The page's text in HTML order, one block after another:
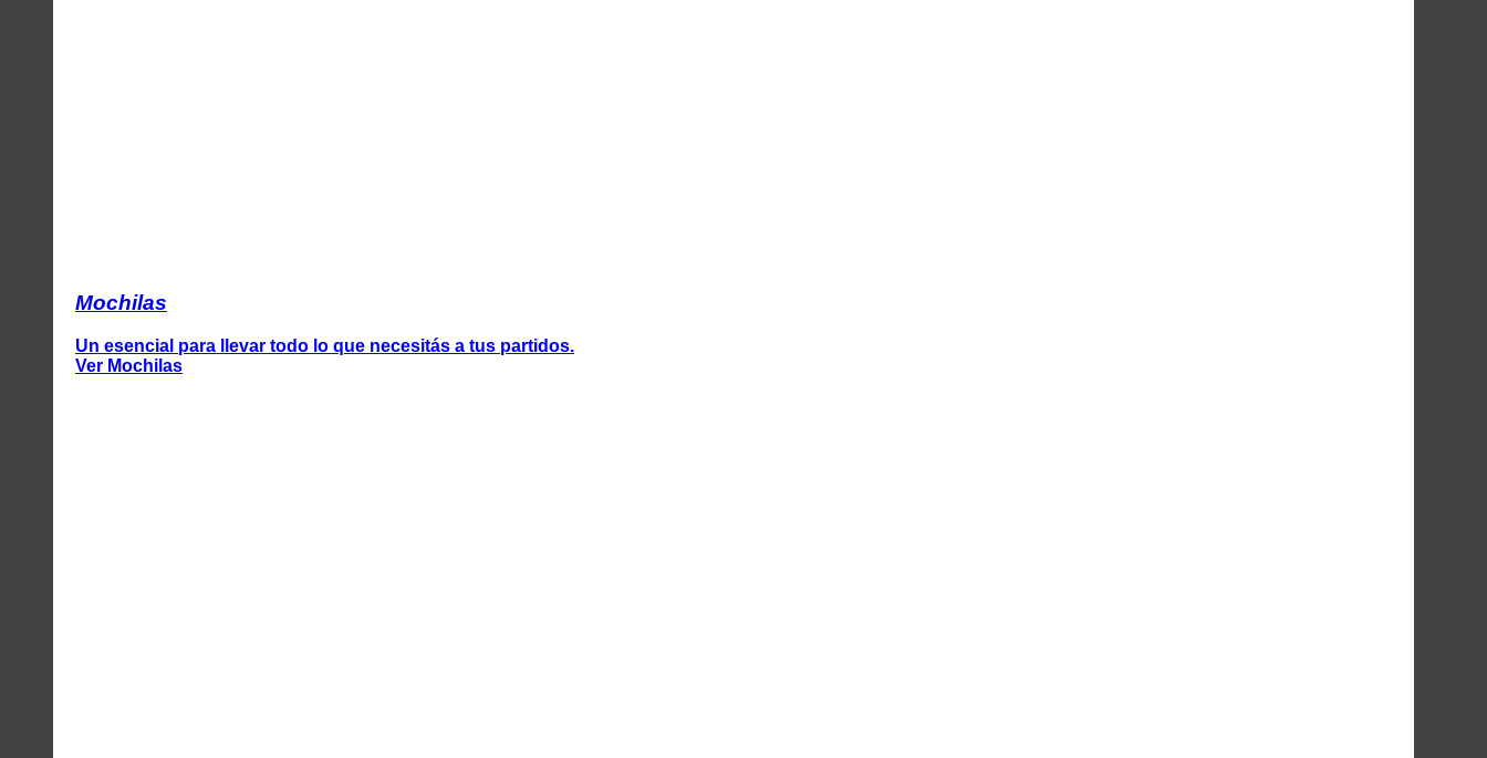
Mochilas
Un esencial para llevar todo lo que necesitás a tus partidos.
Ver Mochilas